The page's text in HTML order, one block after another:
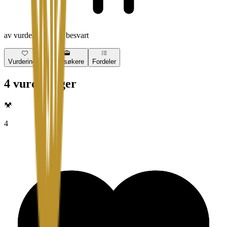
av vurderingene er besvart
Vurderinger Jobbsøkere Fordeler
4 vurderinger
4